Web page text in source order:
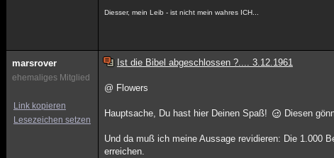
Diesser, mein Leib - ist nicht mein wahres ICH...
marsrover
ehemaliges Mitglied
Link kopieren
Lesezeichen setzen
Ist die Bibel abgeschlossen ?.... 3.12.1961
@ Flowers
Hauptsache, Du hast hier Deinen Spaß! Diesen
Und da muß ich meine Aussage revidieren: Die 1.000
erreichen.